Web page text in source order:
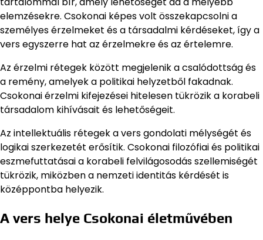
elemzésekre. Csokonai képes volt összekapcsolni a
személyes érzelmeket és a társadalmi kérdéseket, így a
vers egyszerre hat az érzelmekre és az értelemre.
Az érzelmi rétegek között megjelenik a csalódottság és
a remény, amelyek a politikai helyzetből fakadnak.
Csokonai érzelmi kifejezései hitelesen tükrözik a korabeli
társadalom kihívásait és lehetőségeit.
Az intellektuális rétegek a vers gondolati mélységét és
logikai szerkezetét erősítik. Csokonai filozófiai és politikai
eszmefuttatásai a korabeli felvilágosodás szellemiségét
tükrözik, miközben a nemzeti identitás kérdését is
középpontba helyezik.
A vers helye Csokonai életművében